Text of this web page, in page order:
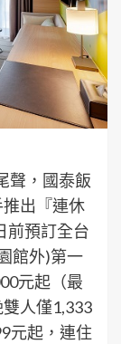
聲，國泰飯
出『連休
前預訂全台
館外)第一
元起（最
人僅1,333
元起，連住